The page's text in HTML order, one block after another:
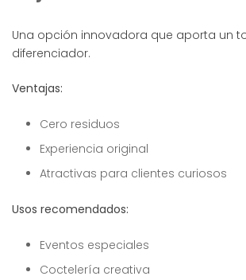
Una opción innovadora que aporta un
diferenciador.
Ventajas:
Cero residuos
Experiencia original
Atractivas para clientes curiosos
Usos recomendados:
Eventos especiales
Coctelería creativa